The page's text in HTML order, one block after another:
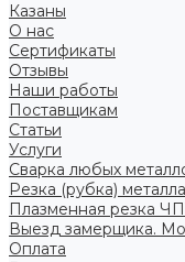
Казаны
О нас
Сертификаты
Отзывы
Наши работы
Поставщикам
Статьи
Услуги
Сварка любых
Резка (рубка) металла
Плазменная резка
Выезд замерщика.
Оплата